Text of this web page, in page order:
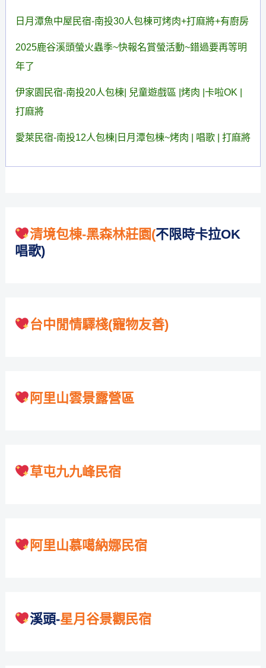
車,
踏
日月潭魚中屋民宿-南投30人包棟可烤肉+打麻將+有廚房
2025鹿谷溪頭螢火蟲季~快報名賞螢活動~錯過要再等明
年了
伊家園民宿-南投20人包棟| 兒童遊戲區 |烤肉 |卡啦OK |
打麻將
愛萊民宿-南投12人包棟|日月潭包棟~烤肉 | 唱歌 | 打麻將
清境包棟-黑森林莊園(不限時卡拉OK
唱歌)
台中閒情驛棧(寵物友善)
阿里山雲景露營區
草屯九九峰民宿
阿里山慕噶納娜民宿
溪頭-星月谷景觀民宿